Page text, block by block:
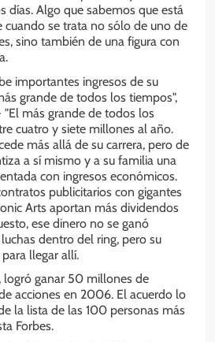
días. Algo que sabemos que está
cuando se trata no sólo de uno de
sino también de una figura con
importantes ingresos de su
grande de todos los tiempos",
más grande de todos los
cuatro y siete millones al año.
más allá de su carrera, pero de
a sí mismo y a su familia una
con ingresos económicos.
publicitarios con gigantes
Arts aportan más dividendos
ese dinero no se ganó
dentro del ring, pero su
llegar allí.
logró ganar 50 millones de
acciones en 2006. El acuerdo lo
la lista de las 100 personas más
Forbes.